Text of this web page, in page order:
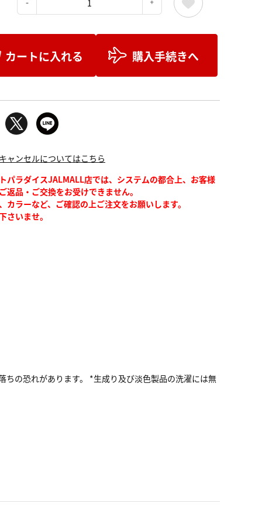
カートに入れる 購入手続きへ
ャンセルについてはこちら
パラダイスJALMALL店では、システムの都合上、お客様
返品・ご交換をお受けできません。
カラーなど、ご確認の上ご注文をお願いします。
さいませ。
の恐れがあります。 *生成り及び淡色製品の洗濯には無